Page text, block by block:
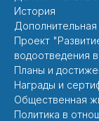
История
Проект
водоотведения
Планы и
Награды и
Общественная
Политика в